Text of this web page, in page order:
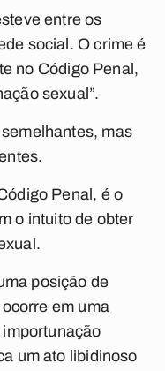
entre os
social. O crime é
no Código Penal,
sexual”.
mas
Penal, é o
o intuito de obter
posição de
em uma
um ato libidinoso